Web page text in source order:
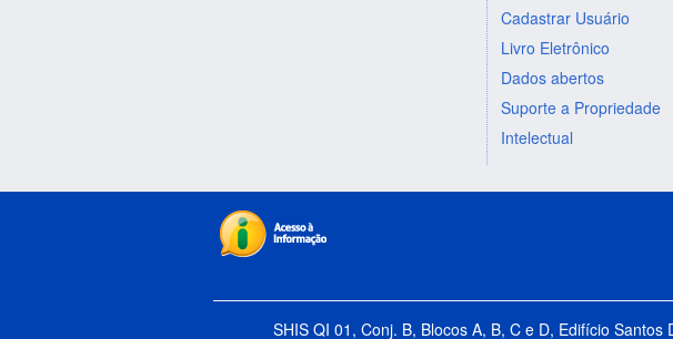
Cadastrar Usuário
Livro Eletrônico
Dados abertos
Suporte a Propriedade
Intelectual
SHIS QI 01, Conj. B, Blocos A, B, C e D, Edifício